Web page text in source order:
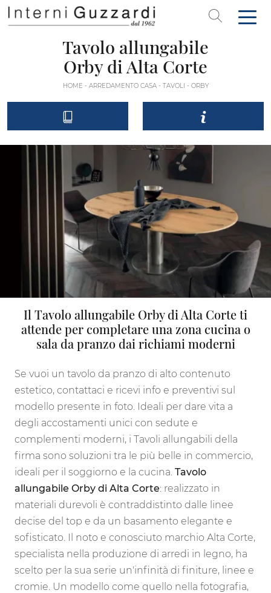
Tavolo allungabile
Orby di Alta Corte
HOME - ARREDAMENTO CASA- TAVOLI - ORBY
Il Tavolo allungabile Orby di Alta Corte ti
attende per completare una zona cucina o
sala da pranzo dai richiami moderni
Se vuoi un tavolo da pranzo di alto contenuto
estetico, contattaci e ricevi info e preventivi sul
modello presente in foto. Ideali per dare vita a
degli accostamenti unici con sedute e
complementi moderni, i Tavoli allungabili della
firma sono soluzioni tra le più belle in commercio,
ideali per il soggiorno e la cucina. Tavolo
allungabile Orby di Alta Corte: realizzato in
materiali durevoli è contraddistinto dalle linee
decise del top e da un basamento elegante e
sofisticato. Il noto e conosciuto marchio Alta Corte,
specialista nella produzione di arredi in legno, ha
scelto per la sua serie un'infinità di finiture, linee e
cromie. Un modello come quello nella fotografia,